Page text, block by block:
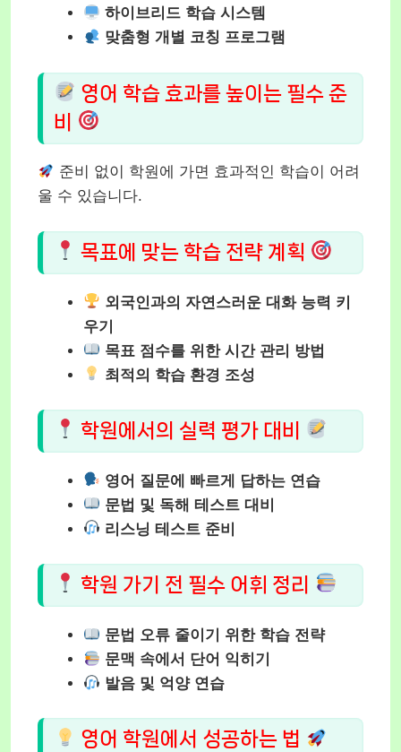
하이브리드 학습 시스템
맞춤형 개별 코칭 프로그램
영어 학습 효과를 높이는 필수 준
비
준비 없이 학원에 가면 효과적인 학습이 어려
울 수 있습니다.
목표에 맞는 학습 전략 계획
외국인과의 자연스러운 대화 능력 키
우기
목표 점수를 위한 시간 관리 방법
최적의 학습 환경 조성
학원에서의 실력 평가 대비
영어 질문에 빠르게 답하는 연습
문법 및 독해 테스트 대비
리스닝 테스트 준비
학원 가기 전 필수 어휘 정리
문법 오류 줄이기 위한 학습 전략
문맥 속에서 단어 익히기
발음 및 억양 연습
영어 학원에서 성공하는 법